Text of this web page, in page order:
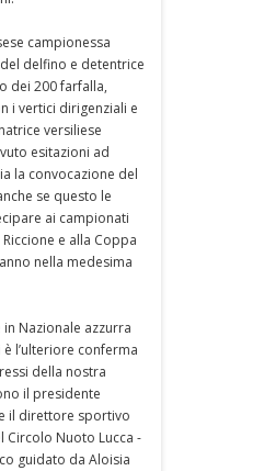
campionessa
delfino e detentrice
dei 200 farfalla,
i vertici dirigenziali e
versiliese
esitazioni ad
la convocazione del
se questo le
ai campionati
e alla Coppa
nella medesima
in Nazionale azzurra
è l’ulteriore conferma
della nostra
il presidente
il direttore sportivo
Circolo Nuoto Lucca -
guidato da Aloisia